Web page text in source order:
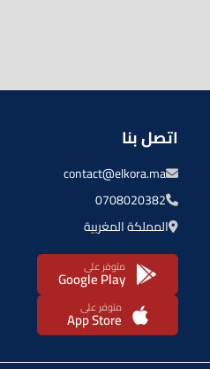
اتصل بنا
contact@elkora.ma
0708020382
المملكة المغربية
متوفر على
Google Play
متوفر على
App Store